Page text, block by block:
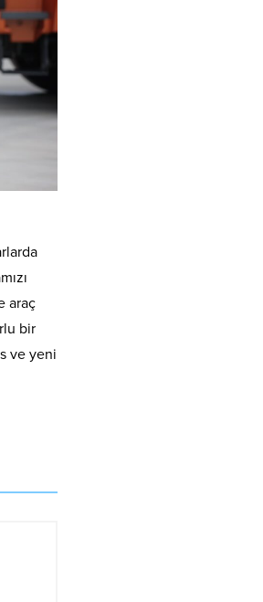
araç
bir
ve yeni